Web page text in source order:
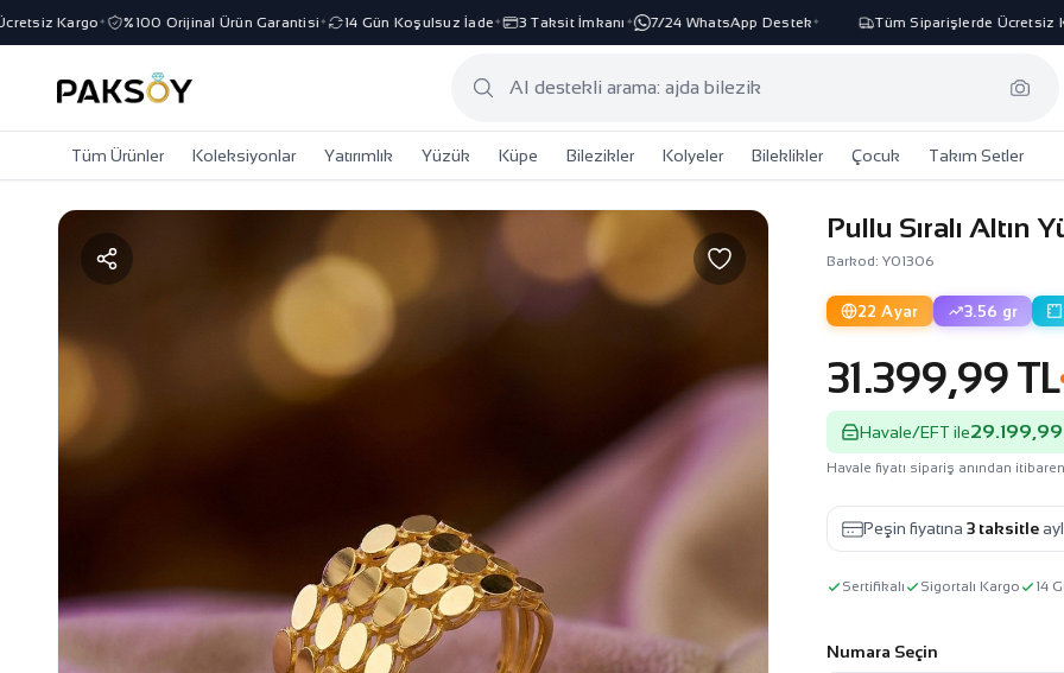
Kargo✦ %100 Orijinal Ürün Garantisi✦ 14 Gün Koşulsuz İade ✦ 3 Taksit İmkanı✦ 7/24 WhatsApp Destek✦ Tüm Siparişlerde Ücretsiz
Tüm Ürünler Koleksiyonlar Yatırımlık Yüzük Küpe Bilezikler Kolyeler Bileklikler Çocuk Takım Setler
Pullu Sıralı Altın
Barkod: Y01306
22 Ayar 3.56 gr
31.399,99 TL
Havale/EFT ile29.199,99
Havale fiyatı sipariş anından
Peşin fiyatına 3 taksitle
Sertifikalı Sigortalı Kargo 14
Numara Seçin